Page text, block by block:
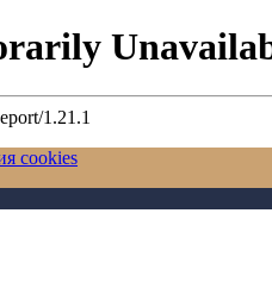
1.21.1
cookies